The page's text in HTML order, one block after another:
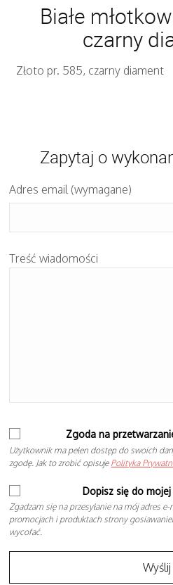
Białe
czarny
Złoto pr. 585, czarny diament
Zapytaj o
Adres email (wymagane)
Treść wiadomości
Zgoda na
Użytkownik ma pełen dostęp do swoich
zgodę. Jak to zrobić opisuje Polityka
Dopisz się do
Zgadzam się na przesyłanie na mój adres
promocjach i produktach strony
wycofać.